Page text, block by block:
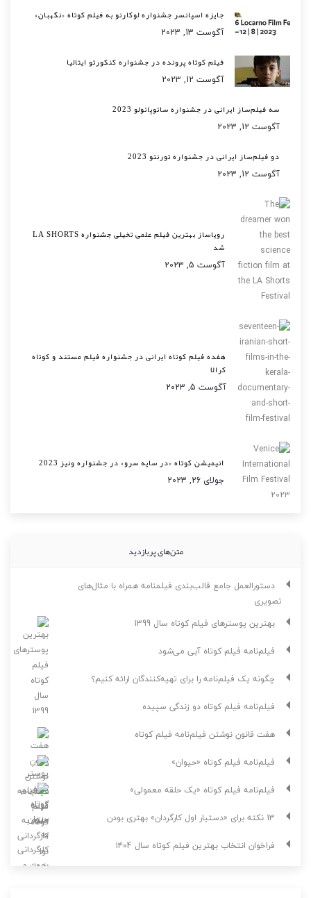
جایزه اسپانسر جشنواره لوکارنو به فیلم کوتاه «نگهبان»
آگوست 13, 2023
فیلم کوتاه پرونده در جشنواره کنکورتو ایتالیا
آگوست 12, 2023
سه فیلم‌ساز ایرانی در جشنواره سائوپائولو 2023
آگوست 12, 2023
دو فیلم‌ساز ایرانی در جشنواره تورنتو 2023
آگوست 12, 2023
رویاساز بهترین فیلم علمی تخیلی جشنواره LA SHORTS
شد
آگوست 5, 2023
هفده فیلم کوتاه ایرانی در جشنواره فیلم مستند و کوتاه
کرالا
آگوست 5, 2023
انیمیشن کوتاه «در سایه سرو» در جشنواره ونیز 2023
جولای 26, 2023
متن‌های پربازدید
دستورالعمل جامع قالب‌بندی فیلمنامه همراه با مثال‌های
تصویری
بهترین پوسترهای فیلم کوتاه سال 1399
فیلم‌نامه فیلم کوتاه آبی می‌شود
چگونه یک فیلم‌نامه را برای تهیه‌کنندگان ارائه کنیم؟
فیلم‌نامه فیلم کوتاه دو زندگی سپیده
هفت قانونِ نوشتن فیلم‌نامه فیلم کوتاه
فیلم‌نامه فیلم کوتاه «حیوان»
فیلم‌نامه فیلم کوتاه «یک حلقه معمولی»
13 نکته برای «دستیار اول کارگردان» بهتری بودن
فراخوان انتخاب بهترین فیلم کوتاه سال ۱۴۰4